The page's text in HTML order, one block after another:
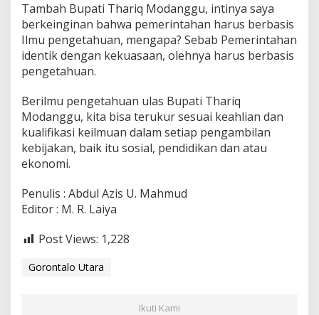
Tambah Bupati Thariq Modanggu, intinya saya
berkeinginan bahwa pemerintahan harus berbasis
Ilmu pengetahuan, mengapa? Sebab Pemerintahan
identik dengan kekuasaan, olehnya harus berbasis
pengetahuan.
Berilmu pengetahuan ulas Bupati Thariq
Modanggu, kita bisa terukur sesuai keahlian dan
kualifikasi keilmuan dalam setiap pengambilan
kebijakan, baik itu sosial, pendidikan dan atau
ekonomi.
Penulis : Abdul Azis U. Mahmud
Editor : M. R. Laiya
Post Views: 1,228
Gorontalo Utara
Ikuti Kami